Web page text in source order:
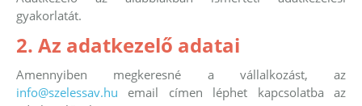
gyakorlatát.
2. Az adatkezelő adatai
Amennyiben megkeresné a vállalkozást, az
info@szelessav.hu email címen léphet kapcsolatba az